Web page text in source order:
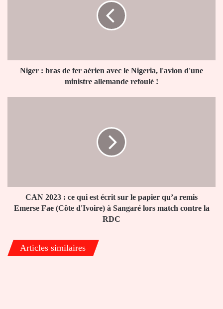
Nigeria,
l'avionNiger : bras de fer aérien avec le Nigeria, l'avion d'une
ministre allemande refoulé !
le
qu’a
Fae
(Côte
CAN 2023 : ce qui est écrit sur le papier qu’a remis
Emerse Fae (Côte d'Ivoire) à Sangaré lors match contre la
RDC
Articles similaires